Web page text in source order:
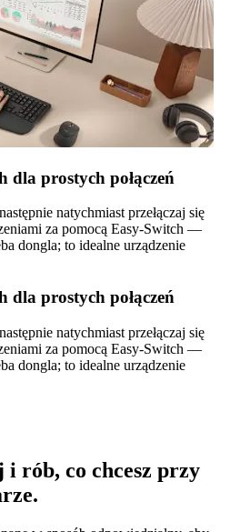
dla prostych połączeń
natychmiast przełączaj się
za pomocą Easy-Switch —
dongla; to idealne urządzenie
dla prostych połączeń
natychmiast przełączaj się
za pomocą Easy-Switch —
dongla; to idealne urządzenie
rób, co chcesz przy